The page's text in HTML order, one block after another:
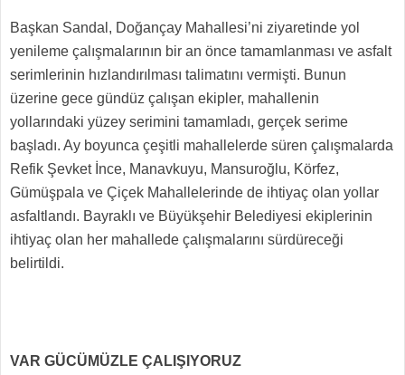
Başkan Sandal, Doğançay Mahallesi’ni ziyaretinde yol
yenileme çalışmalarının bir an önce tamamlanması ve asfalt
serimlerinin hızlandırılması talimatını vermişti. Bunun
üzerine gece gündüz çalışan ekipler, mahallenin
yollarındaki yüzey serimini tamamladı, gerçek serime
başladı. Ay boyunca çeşitli mahallelerde süren çalışmalarda
Refik Şevket İnce, Manavkuyu, Mansuroğlu, Körfez,
Gümüşpala ve Çiçek Mahallelerinde de ihtiyaç olan yollar
asfaltlandı. Bayraklı ve Büyükşehir Belediyesi ekiplerinin
ihtiyaç olan her mahallede çalışmalarını sürdüreceği
belirtildi.
VAR GÜCÜMÜZLE ÇALIŞIYORUZ